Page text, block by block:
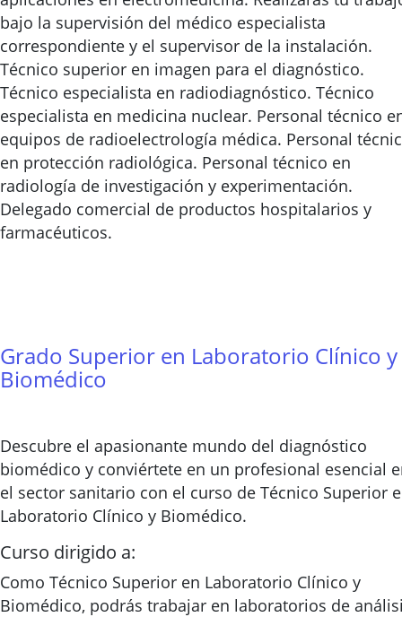
bajo la supervisión del médico especialista
correspondiente y el supervisor de la instalación.
Técnico superior en imagen para el diagnóstico.
Técnico especialista en radiodiagnóstico. Técnico
especialista en medicina nuclear. Personal técnico
equipos de radioelectrología médica. Personal
en protección radiológica. Personal técnico en
radiología de investigación y experimentación.
Delegado comercial de productos hospitalarios y
farmacéuticos.
Grado Superior en Laboratorio Clínico y
Biomédico
Descubre el apasionante mundo del diagnóstico
biomédico y conviértete en un profesional esencial
el sector sanitario con el curso de Técnico Superior
Laboratorio Clínico y Biomédico.
Curso dirigido a:
Como Técnico Superior en Laboratorio Clínico y
Biomédico, podrás trabajar en laboratorios de